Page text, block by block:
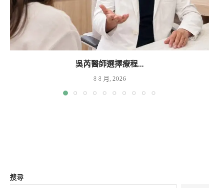
吳芮醫師選擇療程...
8 8 月, 2026
搜尋